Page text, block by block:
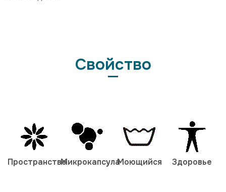
Свойство
ПространствоМикрокапсулаМоющийся Здоровье